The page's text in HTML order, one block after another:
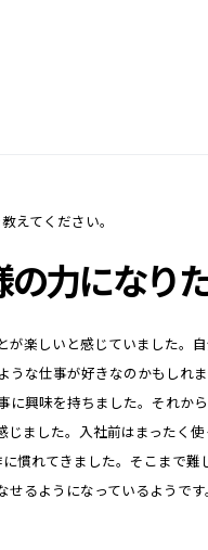
えてください。
力になり
楽しいと感じていました。
うな仕事が好きなのかもしれ
に興味を持ちました。それか
ました。入社前はまったく
慣れてきました。そこまで難
るようになっているようです。